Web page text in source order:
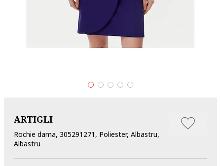
ARTIGLI
Rochie dama, 305291271, Poliester, Albastru,
Albastru